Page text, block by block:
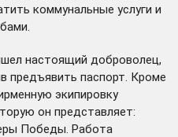
коммунальные услуги и
настоящий доброволец,
предъявить паспорт. Кроме
экипировку
он представляет:
Победы. Работа